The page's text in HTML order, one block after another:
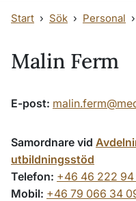
Start Sök Personal
Malin Ferm
E-post:
Samordnare vid
utbildningsstöd
Telefon: +46 46 222 94
Mobil: +46 79 066 34